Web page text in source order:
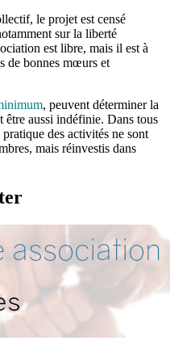
le projet est censé
sur la liberté
est libre, mais il est à
de bonnes mœurs et
, peuvent déterminer la
être aussi indéfinie. Dans tous
des activités ne sont
mais réinvestis dans